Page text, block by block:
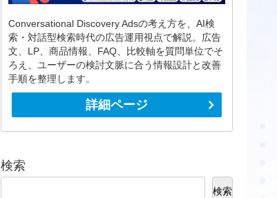
Conversational Discovery Adsの考え方を、AI検
索・対話型検索時代の広告運用視点で解説。広告
文、LP、商品情報、FAQ、比較軸を質問単位でそ
ろえ、ユーザーの検討文脈に合う情報設計と改善
手順を整理します。
詳細ページ
検索
検索